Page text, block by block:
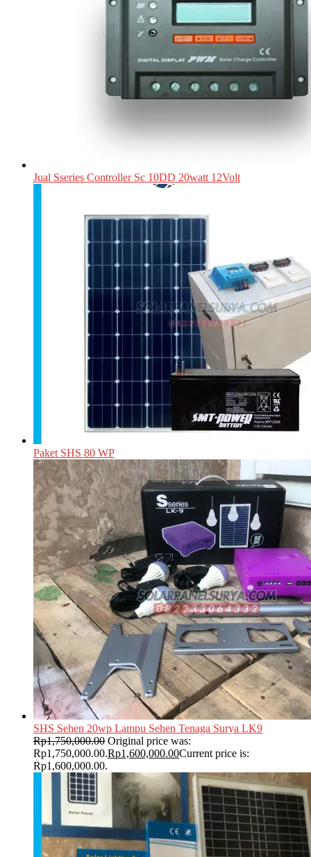
Jual Sseries Controller Sc 10DD 20watt 12Volt
Paket SHS 80 WP
SHS Sehen 20wp Lampu Sehen Tenaga Surya LK9
Rp1,750,000.00 Original price was:
Rp1,750,000.00.Rp1,600,000.00Current price is:
Rp1,600,000.00.